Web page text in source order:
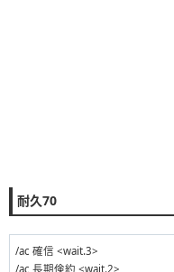
耐久70
/ac 確信 <wait.3>
/ac 長期倹約 <wait.2>